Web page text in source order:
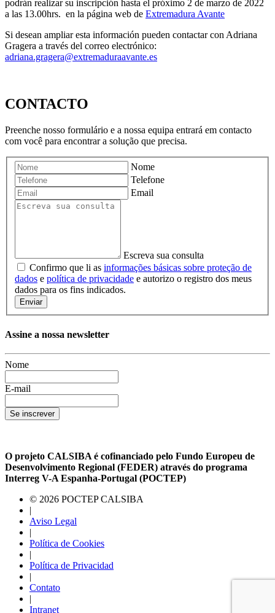
podrán realizar su inscripción hasta el próximo 2 de marzo de 2022
a las 13.00hrs. en la página web de Extremadura Avante
Si desean ampliar esta información pueden contactar con Adriana
Gragera a través del correo electrónico:
adriana.gragera@extremaduraavante.es
CONTACTO
Preenche nosso formulário e a nossa equipa entrará em contacto
com você para encontrar a solução que precisa.
Nome
Telefone
Email
Escreva sua consulta
Confirmo que li as informações básicas sobre proteção de
dados e política de privacidade e autorizo ​​o registro dos meus
dados para os fins indicados.
Enviar
Assine a nossa newsletter
Nome
E-mail
Se inscrever
O projeto CALSIBA é cofinanciado pelo Fundo Europeu de
Desenvolvimento Regional (FEDER) através do programa
Interreg V-A Espanha-Portugal (POCTEP)
© 2026 POCTEP CALSIBA
|
Aviso Legal
|
Política de Cookies
|
Política de Privacidad
|
Contato
|
Intranet